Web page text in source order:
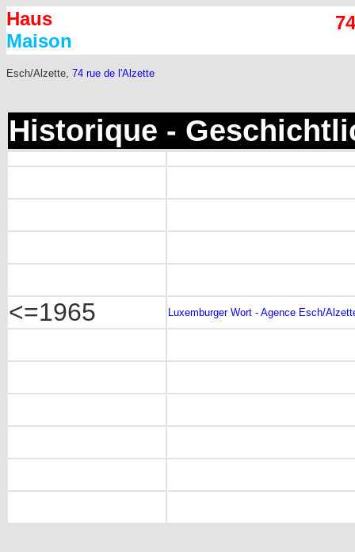
Haus
Maison
Esch/Alzette, 74 rue de l'Alzette
Historique -
<=1965 Luxemburger Wort - Agence Esch/